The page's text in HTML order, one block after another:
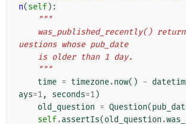
n(self):
"""
uestions whose pub_date
    is older than 1 day.
    """
time = timezone.now() -
ays=1, seconds=1)
old_question = Question(
self.assertIs(old_question .